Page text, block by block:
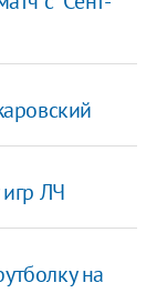
ЛЧ
на